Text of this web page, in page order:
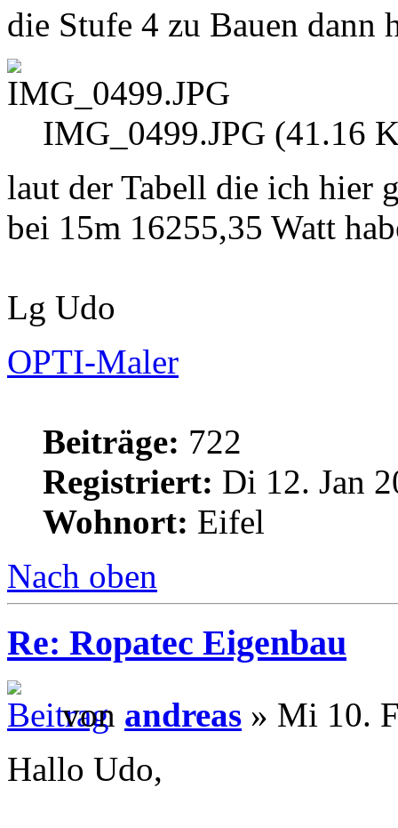
die Stufe 4 zu Bauen dann
IMG_0499.JPG (41.16
laut der Tabell die ich hier
bei 15m 16255,35 Watt
Lg Udo
OPTI-Maler
Beiträge: 722
Registriert: Di 12. Jan
Wohnort: Eifel
Nach oben
Re: Ropatec Eigenbau
von andreas » Mi 10.
Hallo Udo,